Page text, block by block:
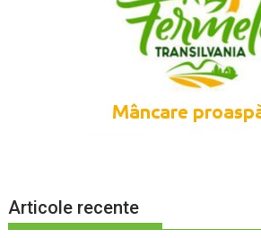
Articole recente